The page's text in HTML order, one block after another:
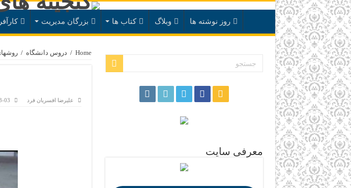
روز نوشته ها وبلاگ کتاب ها بزرگان مدیریت
Home
/ دروس دانشگاه /
علیرضا افسریان فرد 03
معرفی سایت